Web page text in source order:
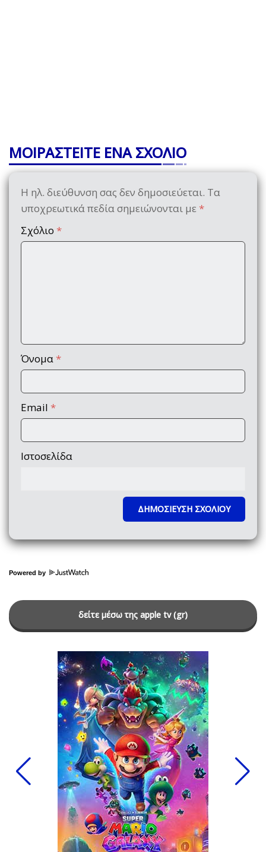
ΜΟΙΡΑΣΤΕΙΤΕ ΕΝΑ ΣΧΟΛΙΟ
Η ηλ. διεύθυνση σας δεν δημοσιεύεται. Τα
υποχρεωτικά πεδία σημειώνονται με *
Σχόλιο *
Όνομα *
Email *
Ιστοσελίδα
Powered by
δείτε μέσω της apple tv (gr)